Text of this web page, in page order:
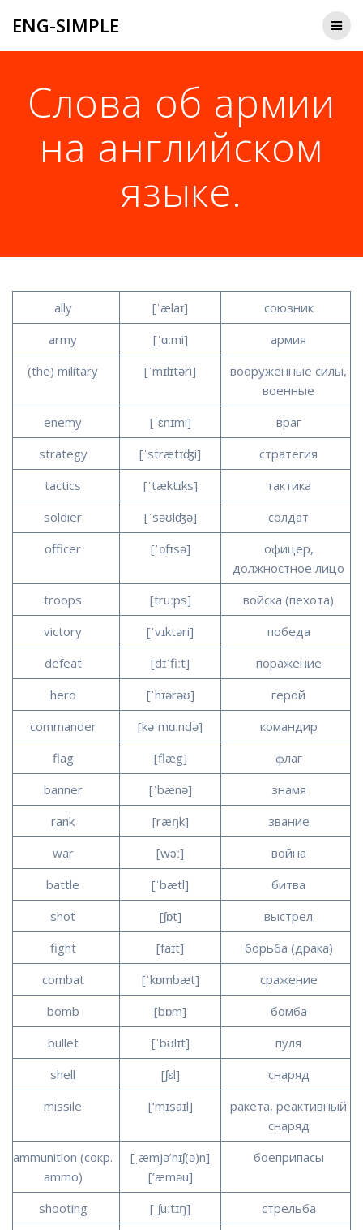
ENG-SIMPLE
Слова об армии
на английском
языке.
ally [ˈælaɪ]
союзник
army
[ˈɑːmi]
армия
(the) military
[ˈmɪlɪtəri]
вооруженные силы,
военные
enemy
[ˈɛnɪmi]
враг
strategy
[ˈstrætɪʤi]
стратегия
tactics
[ˈtæktɪks]
тактика
soldier
[ˈsəʊlʤə]
солдат
officer
[ˈɒfɪsə]
офицер,
должностное лицо
troops
[truːps]
войска (пехота)
victory
[ˈvɪktəri]
победа
defeat
[dɪˈfiːt]
поражение
hero
[ˈhɪərəʊ]
герой
commander
[kəˈmɑːndə]
командир
flag
[flæg]
флаг
banner
[ˈbænə]
знамя
rank
[ræŋk]
звание
war
[wɔː]
война
battle
[ˈbætl]
битва
shot
[ʃɒt]
выстрел
fight
[faɪt]
борьба (драка)
combat
[ˈkɒmbæt]
сражение
bomb
[bɒm]
бомба
bullet
[ˈbʊlɪt]
пуля
shell
[ʃɛl]
снаряд
missile
[‘mɪsaɪl]
ракета, реактивный
снаряд
ammunition (сокр.
ammo)
[ˌæmjə’nɪʃ(ə)n]
[‘æməu]
боеприпасы
shooting [ˈʃuːtɪŋ]
стрельба